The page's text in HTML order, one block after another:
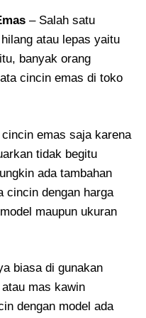
– Salah satu
atau lepas yaitu
banyak orang
cincin emas di toko
emas saja karena
tidak begitu
ada tambahan
cincin dengan harga
maupun ukuran
biasa di gunakan
atau mas kawin
dengan model ada